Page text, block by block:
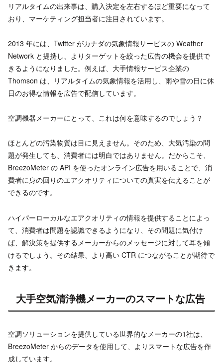
リアルタイムの出来事は、購入決定を左右するほど重要になって
おり、マーケティング担当者に注目されています。
2013 年には、Twitter がカナダの気象情報サービスの Weather
Network と提携し、よりターゲットを絞った広告の機会を提供で
きるようになりました。例えば、大手情報サービス企業の
Thomson は、リアルタイムの気象情報を活用し、雨や雪の日に休
日のお得な情報を広告で配信しています。
空調機器メーカーにとって、これは何を意味するのでしょう？
ほとんどの汚染物質は目に見えません。そのため、大気汚染の問
題が発生しても、消費者には明白ではありません。だからこそ、
BreezoMeter の API を使ったオンライン広告を用いることで、消
費者に身の回りのエアクオリティについての真実を伝えることが
できるのです。
ハイパーローカルなエアクオリティの情報を提供することによっ
て、消費者は問題を認識できるようになり、その問題に気付け
ば、解決策を提供するメーカーからのメッセージに対して耳を傾
けるでしょう。その結果、より高い CTR につながることが期待で
きます。
大手空気清浄機メーカーのスマートな広告
空調ソリューションを提供している世界的なメーカーの1社は、
BreezoMeter からのデータを使用して、よりスマートな広告を作
成しています。